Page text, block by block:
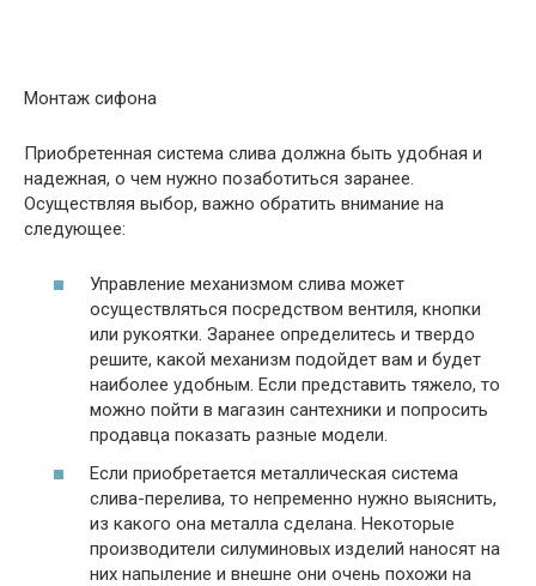
Монтаж сифона
Приобретенная система слива должна быть удобная и
надежная, о чем нужно позаботиться заранее.
Осуществляя выбор, важно обратить внимание на
следующее:
Управление механизмом слива может
осуществляться посредством вентиля, кнопки
или рукоятки. Заранее определитесь и твердо
решите, какой механизм подойдет вам и будет
наиболее удобным. Если представить тяжело, то
можно пойти в магазин сантехники и попросить
продавца показать разные модели.
Если приобретается металлическая система
слива-перелива, то непременно нужно выяснить,
из какого она металла сделана. Некоторые
производители силуминовых изделий наносят на
них напыление и внешне они очень похожи на